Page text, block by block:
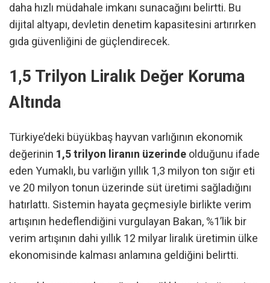
daha hızlı müdahale imkanı sunacağını belirtti. Bu
dijital altyapı, devletin denetim kapasitesini artırırken
gıda güvenliğini de güçlendirecek.
1,5 Trilyon Liralık Değer Koruma
Altında
Türkiye’deki büyükbaş hayvan varlığının ekonomik
değerinin 1,5 trilyon liranın üzerinde olduğunu ifade
eden Yumaklı, bu varlığın yıllık 1,3 milyon ton sığır eti
ve 20 milyon tonun üzerinde süt üretimi sağladığını
hatırlattı. Sistemin hayata geçmesiyle birlikte verim
artışının hedeflendiğini vurgulayan Bakan, %1’lik bir
verim artışının dahi yıllık 12 milyar liralık üretimin ülke
ekonomisinde kalması anlamına geldiğini belirtti.